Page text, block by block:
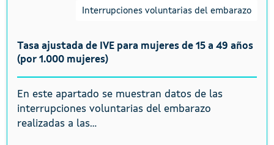
Interrupciones voluntarias del embarazo
Tasa ajustada de IVE para mujeres de 15 a 49 años
(por 1.000 mujeres)
En este apartado se muestran datos de las
interrupciones voluntarias del embarazo
realizadas a las...